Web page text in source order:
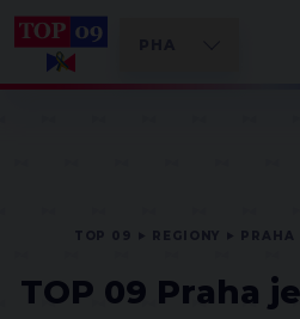
TOP 09 Praha